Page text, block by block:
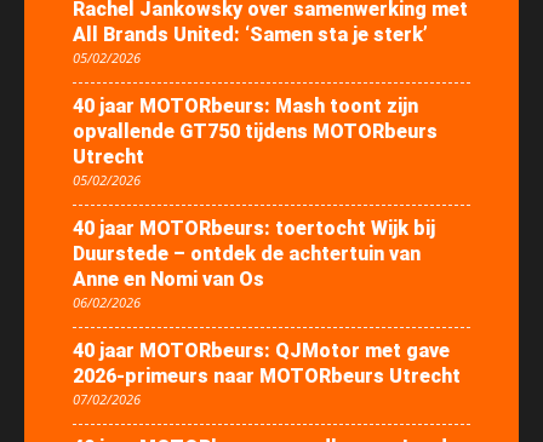
Rachel Jankowsky over samenwerking met
All Brands United: ‘Samen sta je sterk’
05/02/2026
40 jaar MOTORbeurs: Mash toont zijn
opvallende GT750 tijdens MOTORbeurs
Utrecht
05/02/2026
40 jaar MOTORbeurs: toertocht Wijk bij
Duurstede – ontdek de achtertuin van
Anne en Nomi van Os
06/02/2026
40 jaar MOTORbeurs: QJMotor met gave
2026-primeurs naar MOTORbeurs Utrecht
07/02/2026